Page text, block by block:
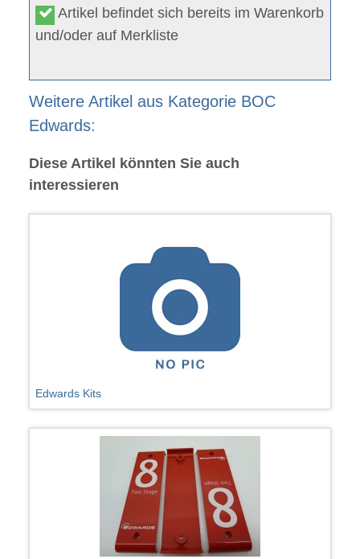
Artikel befindet sich bereits im Warenkorb
und/oder auf Merkliste
Weitere Artikel aus Kategorie BOC
Edwards:
Diese Artikel könnten Sie auch
interessieren
Edwards Kits